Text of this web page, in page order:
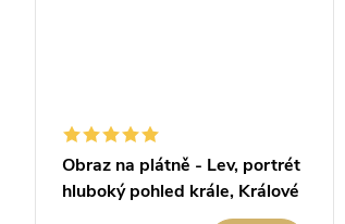
Obraz na plátně - Lev, portrét
hluboký pohled krále, Králové